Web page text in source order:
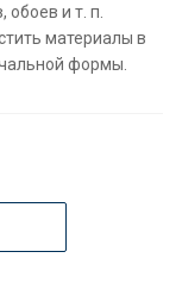
и т. п.
материалы в
формы.